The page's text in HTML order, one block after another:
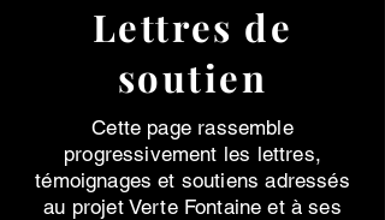
Lettres de
soutien
Cette page rassemble
progressivement les lettres,
témoignages et soutiens adressés
au projet Verte Fontaine et à ses